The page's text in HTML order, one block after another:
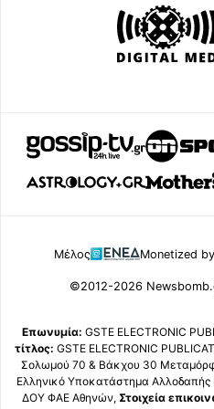
Μέλος Monetized
©2012-2026
Επωνυμία: GSTE ELECTRONIC
τίτλος: GSTE ELECTRONIC
Σολωμού 70 & Βάκχου 30
Ελληνικό Υποκατάστημα
ΔΟΥ ΦΑΕ Αθηνών, Στοιχεία